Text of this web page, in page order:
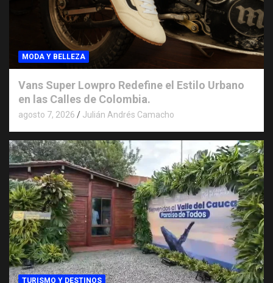
MODA Y BELLEZA
Vans Super Lowpro Redefine el Estilo Urbano
en las Calles de Colombia.
agosto 7, 2026 Julián Andrés Camacho
TURISMO Y DESTINOS